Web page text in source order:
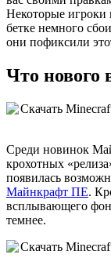
Некоторые игроки
бетке немного
они пофиксили
Что нового
Среди новинок
крохотных
появилась
Майнкрафт ПЕ.
всплывающего
темнее.